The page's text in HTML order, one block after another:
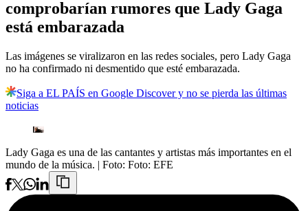
comprobarían rumores que Lady Gaga
está embarazada
Las imágenes se viralizaron en las redes sociales, pero Lady Gaga
no ha confirmado ni desmentido que esté embarazada.
Siga a EL PAÍS en Google Discover y no se pierda las últimas
noticias
Lady Gaga es una de las cantantes y artistas más importantes en el
mundo de la música. | Foto: Foto: EFE